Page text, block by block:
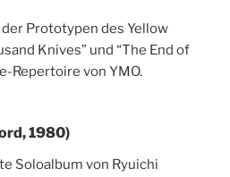
Prototypen des Yellow
Knives” und “The End of
Repertoire von YMO.
1980)
Soloalbum von Ryuichi